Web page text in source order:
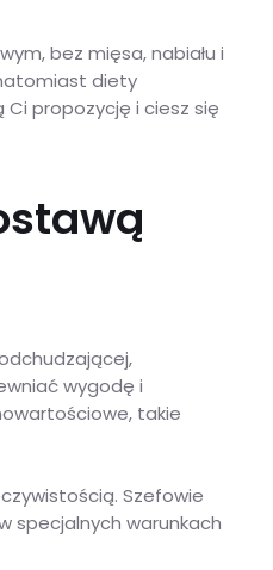
bez mięsa, nabiału i
diety
propozycję i ciesz się
wygodę i
takie
Szefowie
specjalnych warunkach